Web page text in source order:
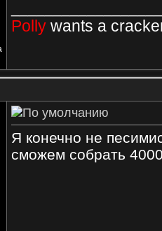
Polly wants a
Я конечно не
сможем собрать